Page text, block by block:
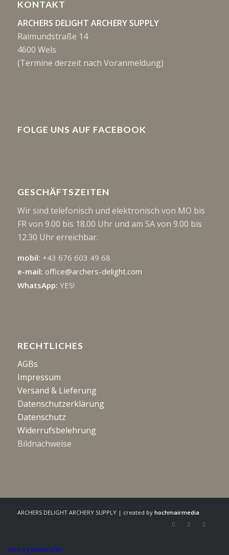
KONTAKT
ARCHERS DELIGHT ARCHERY SUPPLY
Raimundstraße 14
4600 Wels
(Termine derzeit nach Voranmeldung)
FOLGE UNS AUF FACEBOOK
GESCHÄFTSZEITEN
Wir sind telefonisch und elektronisch von MO bis
FR von 9.00 bis 18.00 Uhr und am SA von 9.00 bis
12.30 Uhr erreichbar.
mobil: +43 676 603 49 68
e-mail: office@archers-delight.com
WhatsApp: YES!
RECHTLICHES
AGBs
Impressum
Versand & Lieferung
Datenschutzerklärung
Datenschutz
Widerrufsbelehrung
Bildnachweise
ARCHERS DELIGHT ARCHERY SUPPLY | created by hochmairmedia
Vertrag widerrufen